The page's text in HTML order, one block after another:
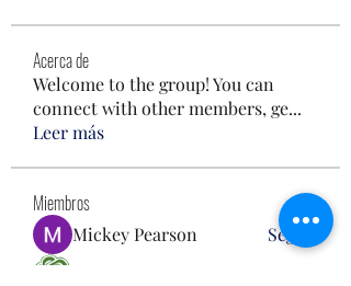
Acerca de
Welcome to the group! You can
connect with other members, ge...
Leer más
Miembros
Mickey Pearson
Seguir